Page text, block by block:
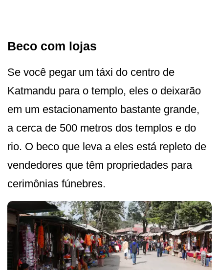
Beco com lojas
Se você pegar um táxi do centro de
Katmandu para o templo, eles o deixarão
em um estacionamento bastante grande,
a cerca de 500 metros dos templos e do
rio. O beco que leva a eles está repleto de
vendedores que têm propriedades para
cerimônias fúnebres.